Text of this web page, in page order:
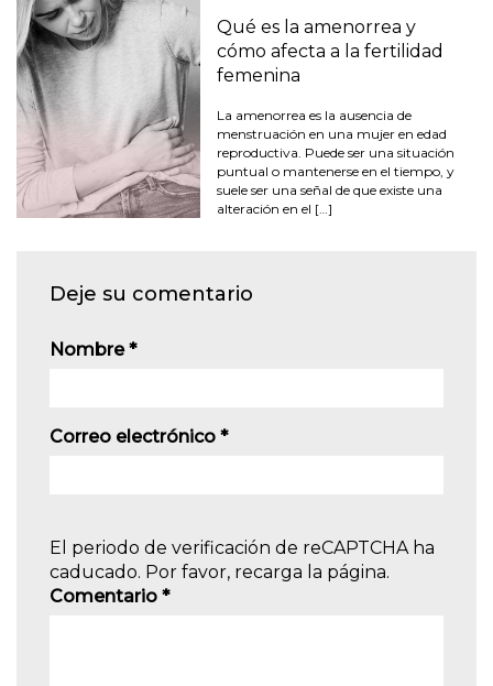
Qué es la amenorrea y
cómo afecta a la fertilidad
femenina
La amenorrea es la ausencia de
menstruación en una mujer en edad
reproductiva. Puede ser una situación
puntual o mantenerse en el tiempo, y
suele ser una señal de que existe una
alteración en el […]
Deje su comentario
Nombre*
Correo electrónico *
El periodo de verificación de reCAPTCHA ha
caducado. Por favor, recarga la página.
Comentario *